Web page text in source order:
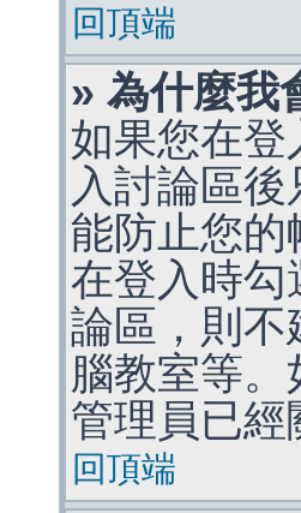
回頂端
» 為什麼我
如果您在
入討論區
能防止您
在登入時勾
論區，則不
腦教室等
管理員已
回頂端